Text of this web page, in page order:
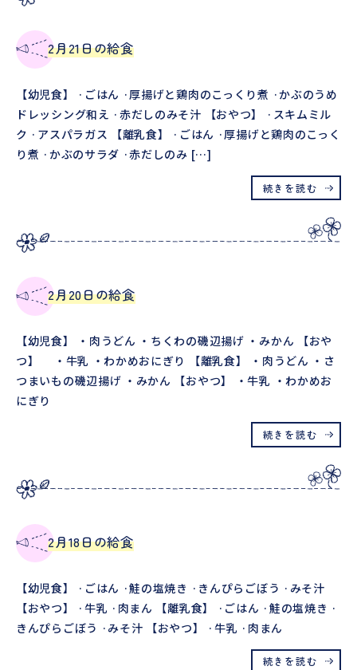
2月21日の給食
【幼児食】 ·ごはん ·厚揚げと鶏肉のこっくり煮 ·かぶのうめ
ドレッシング和え ·赤だしのみそ汁 【おやつ】 ·スキムミル
ク ·アスパラガス 【離乳食】 ·ごはん ·厚揚げと鶏肉のこっく
り煮 ·かぶのサラダ ·赤だしのみ […]
続きを読む
2月20日の給食
【幼児食】 ・肉うどん ・ちくわの磯辺揚げ ・みかん 【おや
つ】 ・牛乳 ・わかめおにぎり 【離乳食】 ・肉うどん ・さ
つまいもの磯辺揚げ ・みかん 【おやつ】 ・牛乳 ・わかめお
にぎり
続きを読む
2月18日の給食
【幼児食】 ·ごはん ·鮭の塩焼き ·きんぴらごぼう ·みそ汁
【おやつ】 ·牛乳 ·肉まん 【離乳食】 ·ごはん ·鮭の塩焼き ·
きんぴらごぼう ·みそ汁 【おやつ】 ·牛乳 ·肉まん
続きを読む